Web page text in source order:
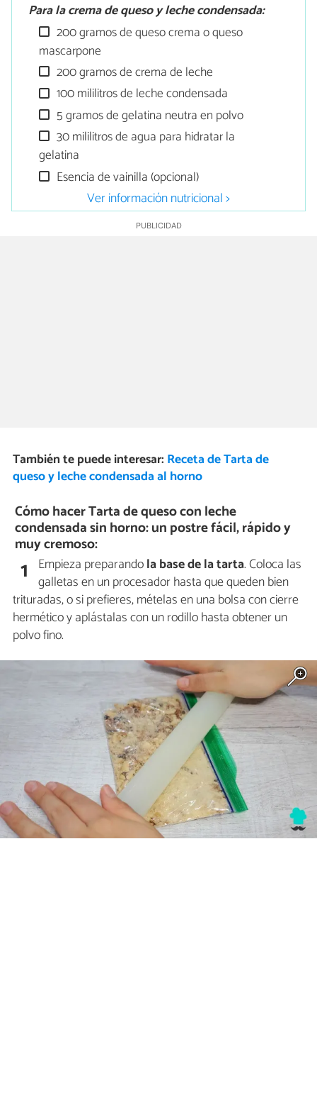
Para la crema de queso y leche condensada:
200 gramos de queso crema o queso
mascarpone
200 gramos de crema de leche
100 mililitros de leche condensada
5 gramos de gelatina neutra en polvo
30 mililitros de agua para hidratar la
gelatina
Esencia de vainilla (opcional)
Ver información nutricional >
También te puede interesar: Receta de Tarta de
queso y leche condensada al horno
Cómo hacer Tarta de queso con leche
condensada sin horno: un postre fácil, rápido y
muy cremoso:
1 Empieza preparandola base de la tarta. Coloca las
galletas en un procesador hasta que queden bien
trituradas, o si prefieres, mételas en una bolsa con cierre
hermético y aplástalas con un rodillo hasta obtener un
polvo fino.